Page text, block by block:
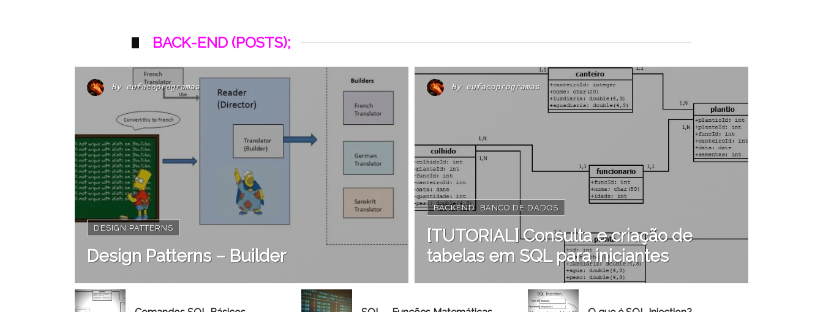
BACK-END (POSTS);
By eufacoprogramas
DESIGN PATTERNS
Design Patterns – Builder
By eufacoprogramas
BACKEND BANCO DE DADOS
[TUTORIAL] Consulta e criação de
tabelas em SQL para iniciantes